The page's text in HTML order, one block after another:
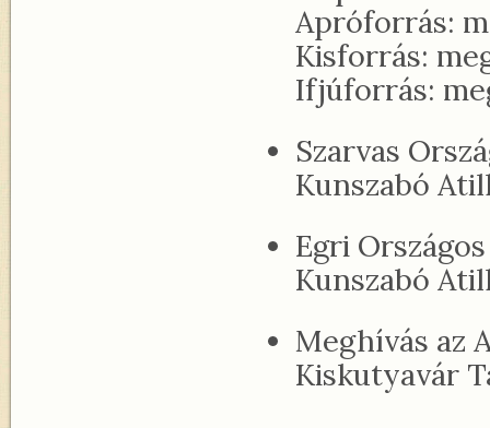
Apróforrás:
Kisforrás:
Ifjúforrás:
Szarvas
Kunszabó
Egri
Kunszabó
Meghívás az
Kiskutyavár